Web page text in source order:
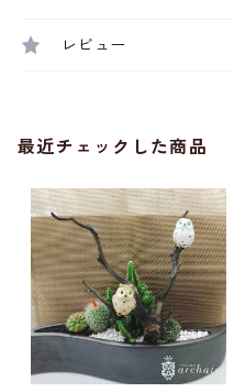
レビュー
最近チェックした商品